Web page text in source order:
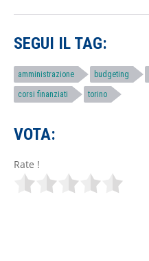
SEGUI IL TAG:
amministrazione budgeting
corsi finanziati torino
VOTA:
Rate !